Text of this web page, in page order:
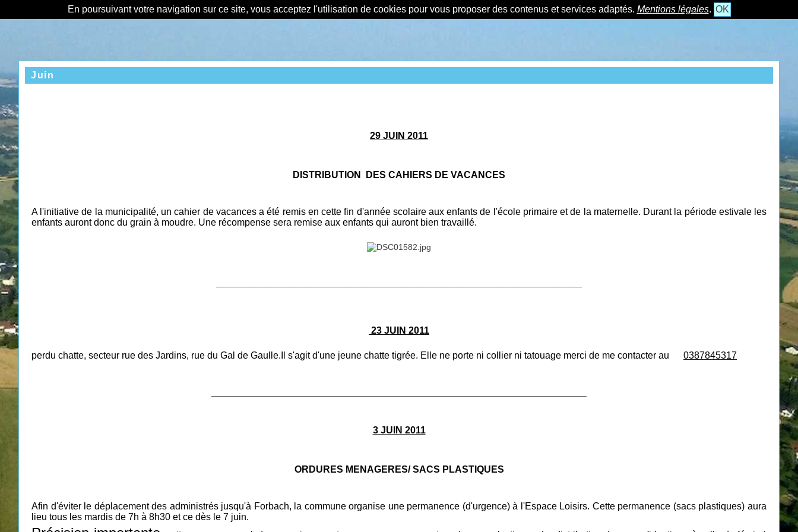
En poursuivant votre navigation sur ce site, vous acceptez l'utilisation de cookies pour vous proposer des contenus et services adaptés. Mentions légales. OK
Juin
29 JUIN 2011
DISTRIBUTION DES CAHIERS DE VACANCES
A l'initiative de la municipalité, un cahier de vacances a été remis en cette fin d'année scolaire aux enfants de l'école primaire et de la maternelle. Durant la période estivale les
enfants auront donc du grain à moudre. Une récompense sera remise aux enfants qui auront bien travaillé.
23 JUIN 2011
perdu chatte, secteur rue des Jardins, rue du Gal de Gaulle.Il s'agit d'une jeune chatte tigrée. Elle ne porte ni collier ni tatouage merci de me contacter au 0387845317
3 JUIN 2011
ORDURES MENAGERES/SACS PLASTIQUES
Afin d'éviter le déplacement des administrés jusqu'à Forbach, la commune organise une permanence (d'urgence) à l'Espace Loisirs. Cette permanence (sacs plastiques) aura
lieu tous les mardis de 7h à 8h30 et ce dès le 7 juin.